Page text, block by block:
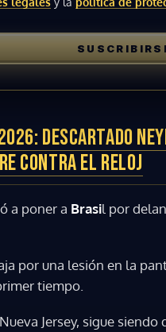
DESCARTADO
CONTRA EL RELOJ
a poner a Brasil por
por una lesión en la
tiempo.
Jersey, sigue